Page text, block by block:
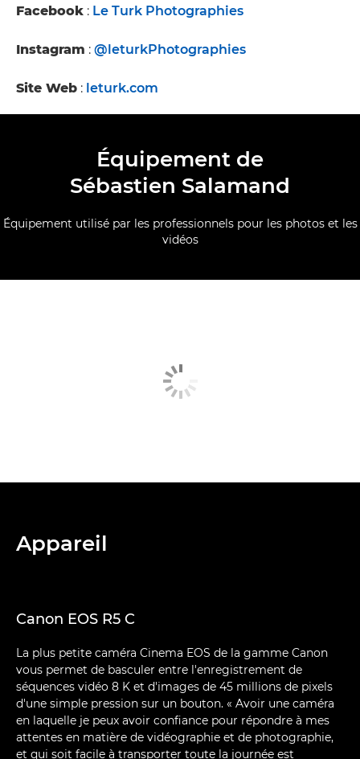
Facebook : Le Turk Photographies
Instagram : @leturkPhotographies
Site Web : leturk.com
Équipement de
Sébastien Salamand
Équipement utilisé par les professionnels pour les photos et les
vidéos
Appareil
Canon EOS R5 C
La plus petite caméra Cinema EOS de la gamme Canon
vous permet de basculer entre l'enregistrement de
séquences vidéo 8 K et d'images de 45 millions de pixels
d'une simple pression sur un bouton. « Avoir une caméra
en laquelle je peux avoir confiance pour répondre à mes
attentes en matière de vidéographie et de photographie,
et qui soit facile à transporter toute la journée est